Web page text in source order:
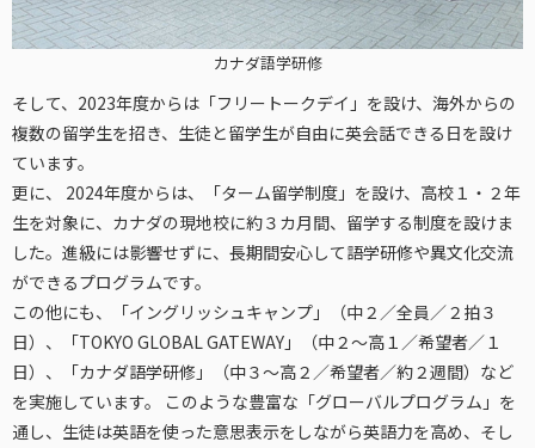
カナダ語学研修
そして、2023年度からは「フリートークデイ」を設け、海外からの
複数の留学生を招き、生徒と留学生が自由に英会話できる日を設け
ています。
更に、 2024年度からは、「ターム留学制度」を設け、高校１・２年
生を対象に、カナダの現地校に約３カ月間、留学する制度を設けま
した。進級には影響せずに、長期間安心して語学研修や異文化交流
ができるプログラムです。
この他にも、「イングリッシュキャンプ」（中２／全員／２拍３
日）、「TOKYO GLOBAL GATEWAY」（中２～高１／希望者／１
日）、「カナダ語学研修」（中３～高２／希望者／約２週間）など
を実施しています。 このような豊富な「グローバルプログラム」を
通し、生徒は英語を使った意思表示をしながら英語力を高め、そし